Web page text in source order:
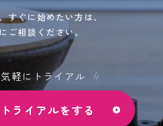
すぐに始めたい方は、
ご相談ください。
軽にトライアル
ライアルをする